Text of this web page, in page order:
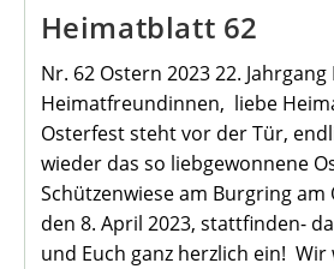
Nachkriegszeit
Heimatblatt 62
Nr. 62 Ostern 2023 22. Jahrgang
Heimatfreundinnen, liebe
Osterfest steht vor der Tür,
wieder das so liebgewonnene
Schützenwiese am Burgring am
den 8. April 2023, stattfinden-
und Euch ganz herzlich ein!